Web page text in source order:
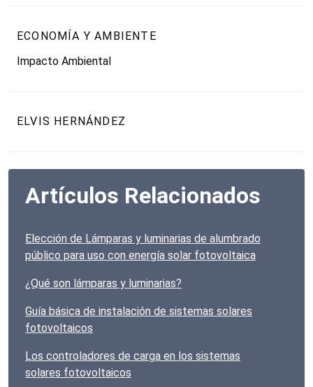
ECONOMÍA Y AMBIENTE
Impacto Ambiental
ELVIS HERNÁNDEZ
Artículos Relacionados
Elección de Lámparas y luminarias de alumbrado
público para uso con energía solar fotovoltaica
¿Qué son lámparas y luminarias?
Guía básica de instalación de sistemas solares
fotovoltaicos
Los controladores de carga en los sistemas
solares fotovoltaicos